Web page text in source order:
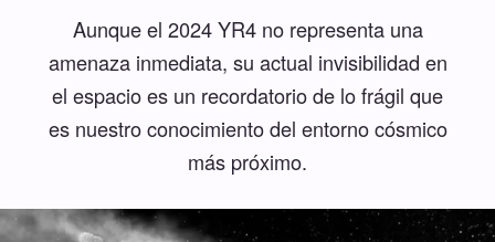
Aunque el 2024 YR4 no representa una
amenaza inmediata, su actual invisibilidad en
el espacio es un recordatorio de lo frágil que
es nuestro conocimiento del entorno cósmico
más próximo.